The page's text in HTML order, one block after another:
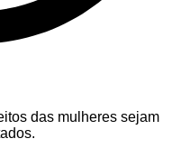
das mulheres sejam